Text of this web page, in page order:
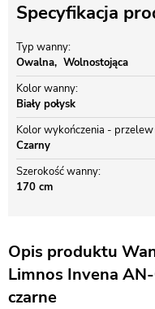
Specyfikacja
Typ wanny
Owalna
Wolnostojąca
Kolor wanny
Biały połysk
Kolor wykończenia -
Czarny
Szerokość wanny
170 cm
Opis produktu
Limnos Invena
czarne